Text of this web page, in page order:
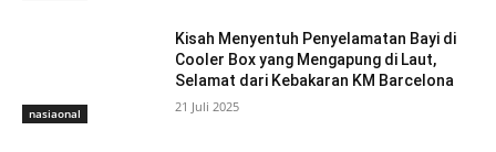
nasiaonal
Kisah Menyentuh Penyelamatan Bayi di
Cooler Box yang Mengapung di Laut,
Selamat dari Kebakaran KM Barcelona
21 Juli 2025